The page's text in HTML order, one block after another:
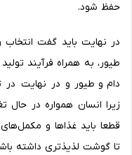
حفظ شود.
در نهایت باید گفت
طیور، به همراه فرآیند
دام و طیور و در نهایت در
زیرا انسان همواره در
قطعا باید غذاها و
تا گوشت لذیذتری داشته